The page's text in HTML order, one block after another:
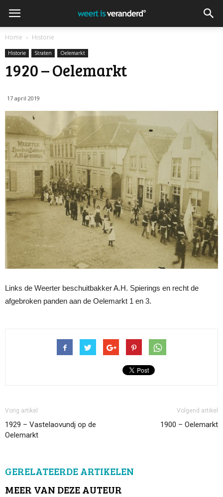
Home Historie
Historie Straten Oelemarkt
1920 – Oelemarkt
17 april 2019
Links de Weerter beschuitbakker A.H. Spierings en recht de
afgebroken panden aan de Oelemarkt 1 en 3.
Vorig artikel
1929 – Vastelaovundj op de
Oelemarkt
Volgend artikel
1900 – Oelemarkt
GERELATEERDE ARTIKELEN
MEER VAN DEZE AUTEUR